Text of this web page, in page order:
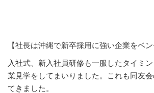
【社長は沖縄で新卒採用に強い企業をベン
入社式、新入社員研修も一服したタイミ
業見学をしてまいりました。これも同友
てきました。